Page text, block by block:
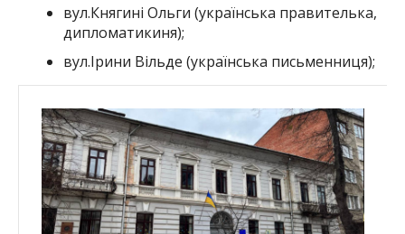
вул.Княгині Ольги (українська правителька,
дипломатикиня);
вул.Ірини Вільде (українська письменниця);